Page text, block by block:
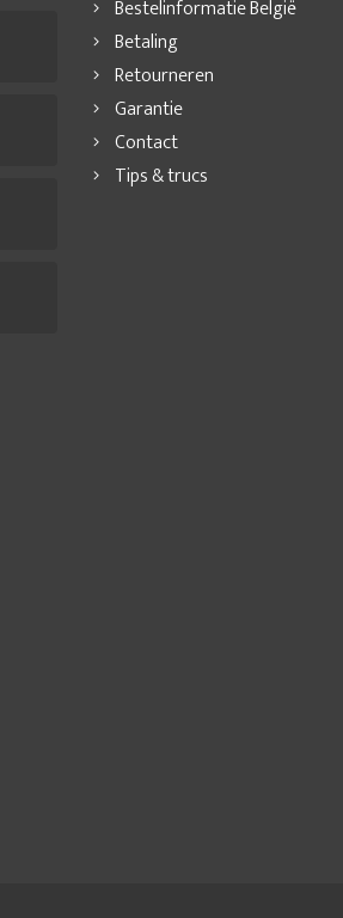
Bestelinformatie België
Betaling
Retourneren
Garantie
Contact
Tips & trucs